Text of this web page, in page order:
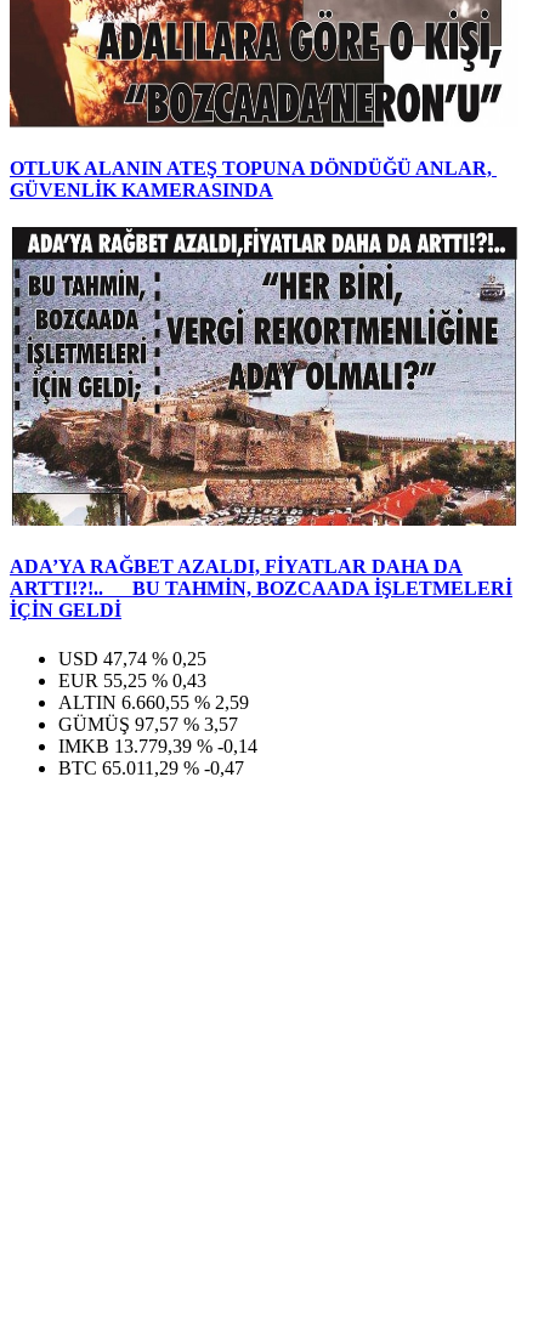
OTLUK ALANIN ATEŞ TOPUNA DÖNDÜĞÜ ANLAR,
GÜVENLİK KAMERASINDA
ADA’YA RAĞBET AZALDI, FİYATLAR DAHA DA
ARTTI!?!.. BU TAHMİN, BOZCAADA İŞLETMELERİ
İÇİN GELDİ
USD 47,74 % 0,25
EUR 55,25 % 0,43
ALTIN 6.660,55 % 2,59
GÜMÜŞ 97,57 % 3,57
IMKB 13.779,39 % -0,14
BTC 65.011,29 % -0,47